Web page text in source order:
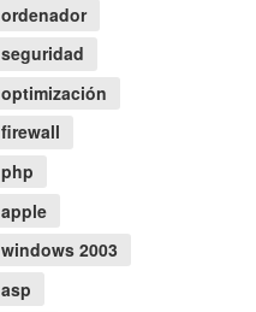
ordenador
seguridad
optimización
firewall
php
apple
windows 2003
asp